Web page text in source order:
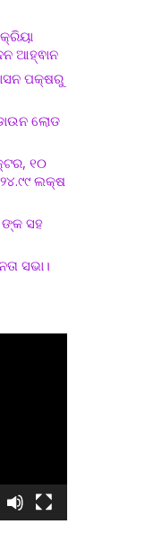
ଆହ୍ଵାନ
ପକ୍ଷରୁ
ଲୋଡ
୧୦
ଲକ୍ଷ
ସହ
ସଭା।